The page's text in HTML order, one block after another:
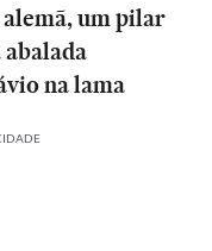
um pilar
na lama